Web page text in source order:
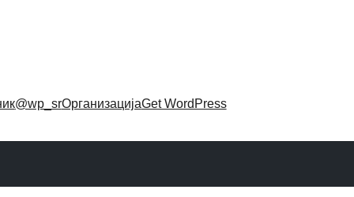
@wp_srОрганизацијаGet WordPress